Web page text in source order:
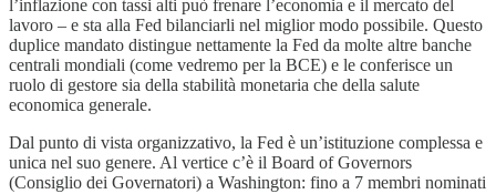
l’inflazione con tassi alti può frenare l’economia e il mercato del
lavoro – e sta alla Fed bilanciarli nel miglior modo possibile. Questo
duplice mandato distingue nettamente la Fed da molte altre banche
centrali mondiali (come vedremo per la BCE) e le conferisce un
ruolo di gestore sia della stabilità monetaria che della salute
economica generale.
Dal punto di vista organizzativo, la Fed è un’istituzione complessa e
unica nel suo genere. Al vertice c’è il Board of Governors
(Consiglio dei Governatori) a Washington: fino a 7 membri nominati